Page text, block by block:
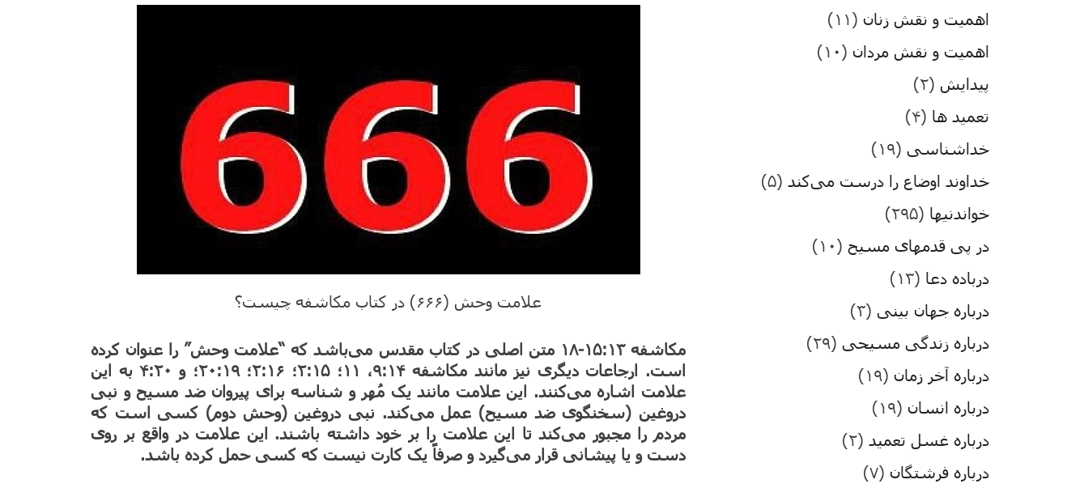
علامت وحش (۶۶۶) در کتاب مکاشفه چیست؟
مکاشفه ۱۵:۱۳-۱۸ متن اصلی در کتاب مقدس می‌باشد که “علامت وحش” را عنوان کرده
است. ارجاعات دیگری نیز مانند مکاشفه ۹:۱۴، ۱۱؛ ۲:۱۵؛ ۲:۱۶؛ ۲۰:۱۹؛ و ۴:۲۰ به این
علامت اشاره می‌کنند. این علامت مانند یک مُهر و شناسه برای پیروان ضد مسیح و نبی
دروغین (سخنگوی ضد مسیح) عمل می‌کند. نبی دروغین (وحش دوم) کسی است که
مردم را مجبور می‌کند تا این علامت را بر خود داشته باشند. این علامت در واقع بر روی
دست و یا پیشانی قرار می‌گیرد و صرفاً یک کارت نیست که کسی حمل کرده باشد.
اهمیت و نقش زنان (۱۱)
اهمیت و نقش مردان (۱۰)
پیدایش (۲)
تعمید ها (۴)
خداشناسی (۱۹)
خداوند اوضاع را درست می‌کند (۵)
خواندنیها (۲۹۵)
در پی قدمهای مسیح (۱۰)
درباده دعا (۱۳)
درباره جهان بینی (۳)
درباره زندگی مسیحی (۲۹)
درباره آخر زمان (۱۹)
درباره انسان (۱۹)
درباره غسل تعمید (۲)
درباره فرشتگان (۷)